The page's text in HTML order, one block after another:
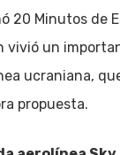
20 Minutos de
vivió un
ucraniana,
propuesta.